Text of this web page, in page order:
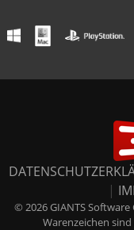
|
© 2026 GIANTS
Warenzeichen